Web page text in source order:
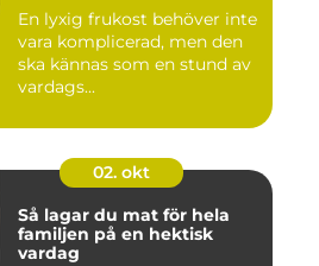
En lyxig frukost behöver inte
vara komplicerad, men den
ska kännas som en stund av
vardags...
02. okt
Så lagar du mat för hela
familjen på en hektisk
vardag